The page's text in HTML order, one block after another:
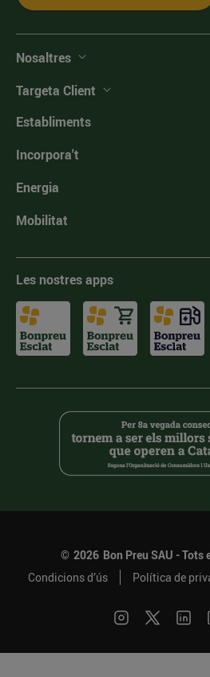
Nosaltres
Targeta Client
Establiments
Incorpora't
Energia
Mobilitat
Les nostres apps
© 2026 Bon Preu SAU - Tots
Condicions d’ús
Política de